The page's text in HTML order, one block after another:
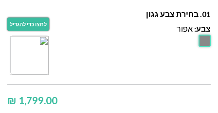
01. בחירת צבע גגון
צבע: אפור
₪